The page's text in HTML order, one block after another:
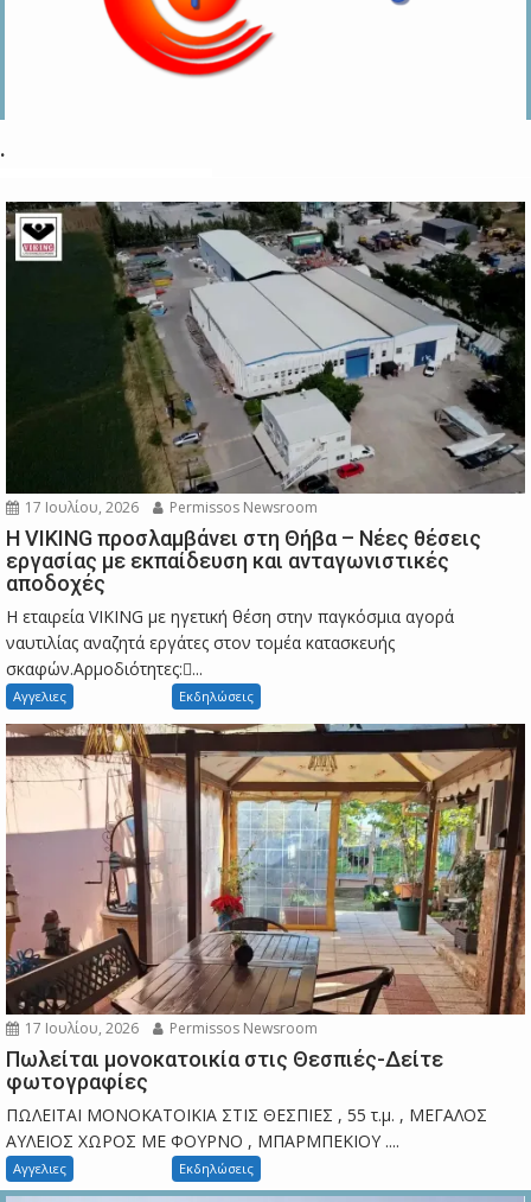
.
17 Ιουλίου, 2026 Permissos Newsroom
Η VIKING προσλαμβάνει στη Θήβα – Νέες θέσεις
εργασίας με εκπαίδευση και ανταγωνιστικές
αποδοχές
Η εταιρεία VIKING με ηγετική θέση στην παγκόσμια αγορά
ναυτιλίας αναζητά εργάτες στον τομέα κατασκευής
σκαφών.Αρμοδιότητες:...
Αγγελιες Εκδηλώσεις
17 Ιουλίου, 2026 Permissos Newsroom
Πωλείται μονοκατοικία στις Θεσπιές-Δείτε
φωτογραφίες
ΠΩΛΕΙΤΑΙ ΜΟΝΟΚΑΤΟΙΚΙΑ ΣΤΙΣ ΘΕΣΠΙΕΣ , 55 τ.μ. , ΜΕΓΑΛΟΣ
ΑΥΛΕΙΟΣ ΧΩΡΟΣ ΜΕ ΦΟΥΡΝΟ , ΜΠΑΡΜΠΕΚΙΟΥ ....
Αγγελιες Εκδηλώσεις